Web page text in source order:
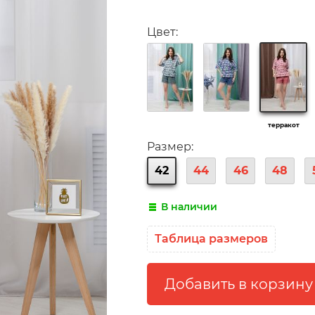
Цвет:
терракот
Размер:
42
44 46 48
В наличии
Таблица размеров